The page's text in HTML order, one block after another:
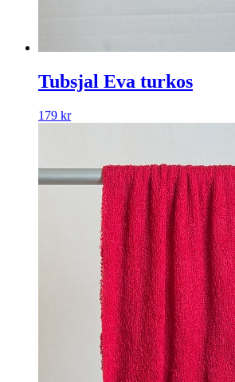
Tubsjal Eva turkos
179 kr